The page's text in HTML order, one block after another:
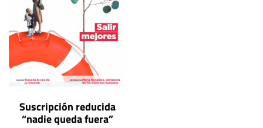
Suscripción reducida
“nadie queda fuera”